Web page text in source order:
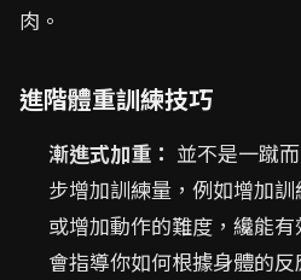
肉。
進階體重訓練技巧
漸進式加重： 並不是一蹴
步增加訓練量，例如增加
或增加動作的難度，纔能
會指導你如何根據身體的